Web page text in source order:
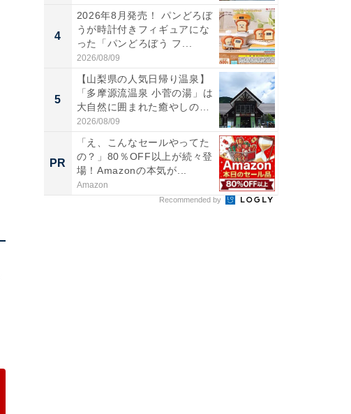
4
2026年8月発売！ パンどろぼ
うが時計付きフィギュアにな
った「パンどろぼう フ...
2026/08/09
5
【山梨県の人気日帰り温泉】
「多摩源流温泉 小菅の湯」は
大自然に囲まれた癒やしの
施...
2026/08/09
PR
「え、こんなセールやってた
の？」80％OFF以上が続々登
場！Amazonの本気が...
Amazon
Recommended by